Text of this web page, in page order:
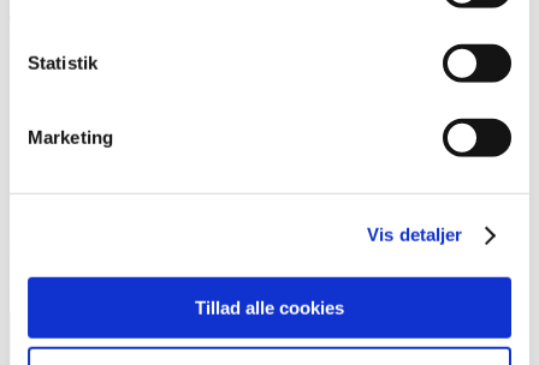
Statistik
Marketing
Vis detaljer
Tillad alle cookies
Outsideren er Danmarks største onlinemagasin om
psykiatri og psykisk sygdom, produceret af mennesker
Skriv et svar